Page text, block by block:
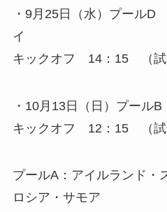
・9月25日（水）プール
イ
キックオフ 14：15 （試
・10月13日（日）プール
キックオフ 12：15 （試
プールA：アイルランド・
ロシア・サモア